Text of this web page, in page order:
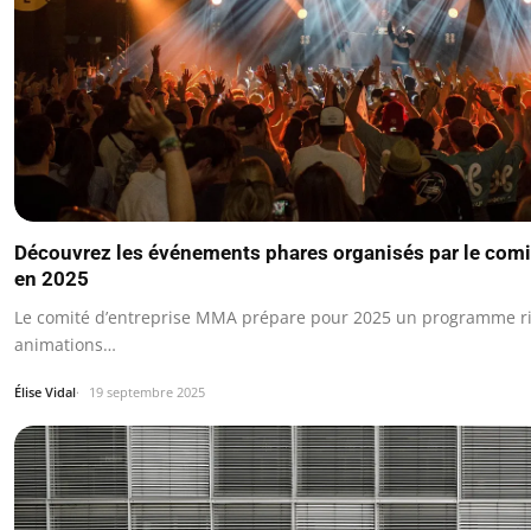
Découvrez les événements phares organisés par le
en 2025
Le comité d’entreprise MMA prépare pour 2025 un programme
animations…
Élise Vidal 19 septembre 2025